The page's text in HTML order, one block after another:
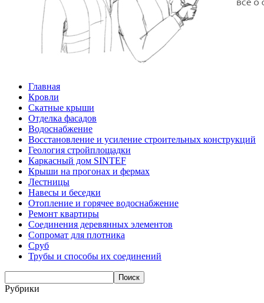
Главная
Кровли
Скатные крыши
Отделка фасадов
Водоснабжение
Восстановление и усиление строительных конструкций
Геология стройплощадки
Каркасный дом SINTEF
Крыши на прогонах и фермах
Лестницы
Навесы и беседки
Отопление и горячее водоснабжение
Ремонт квартиры
Соединения деревянных элементов
Сопромат для плотника
Сруб
Трубы и способы их соединений
Рубрики